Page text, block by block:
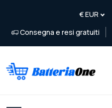
Consegna e resi gratuiti